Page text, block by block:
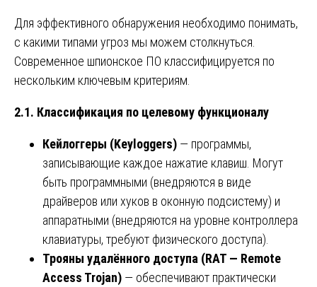
Для эффективного обнаружения необходимо понимать,
с какими типами угроз мы можем столкнуться.
Современное шпионское ПО классифицируется по
нескольким ключевым критериям.
2.1. Классификация по целевому функционалу
Кейлоггеры (Keyloggers) — программы,
записывающие каждое нажатие клавиш. Могут
быть программными (внедряются в виде
драйверов или хуков в оконную подсистему) и
аппаратными (внедряются на уровне контроллера
клавиатуры, требуют физического доступа).
Трояны удалённого доступа (RAT — Remote
Access Trojan) — обеспечивают практически